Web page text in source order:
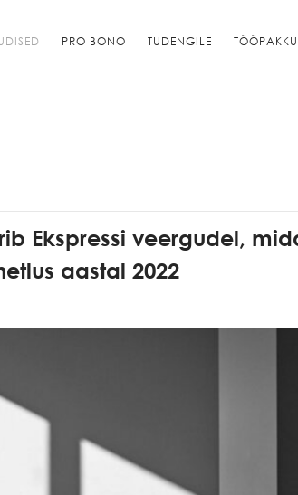
PRO BONO TUDENGILE
Ekspressi veergudel,
aastal 2022